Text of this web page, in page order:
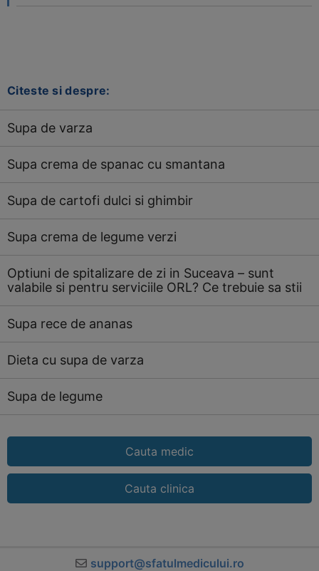
Citeste si despre:
Supa de varza
Supa crema de spanac cu smantana
Supa de cartofi dulci si ghimbir
Supa crema de legume verzi
Optiuni de spitalizare de zi in Suceava – sunt
valabile si pentru serviciile ORL? Ce trebuie sa stii
Supa rece de ananas
Dieta cu supa de varza
Supa de legume
Cauta medic
Cauta clinica
support@sfatulmedicului.ro